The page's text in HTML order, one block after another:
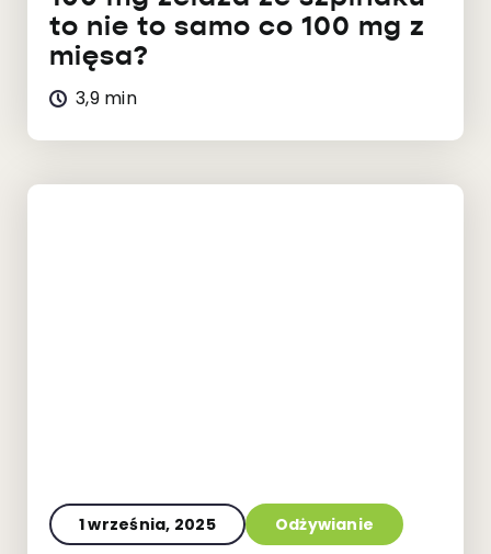
to nie to samo co 100 mg z
mięsa?
3,9 min
1 września, 2025 Odżywianie